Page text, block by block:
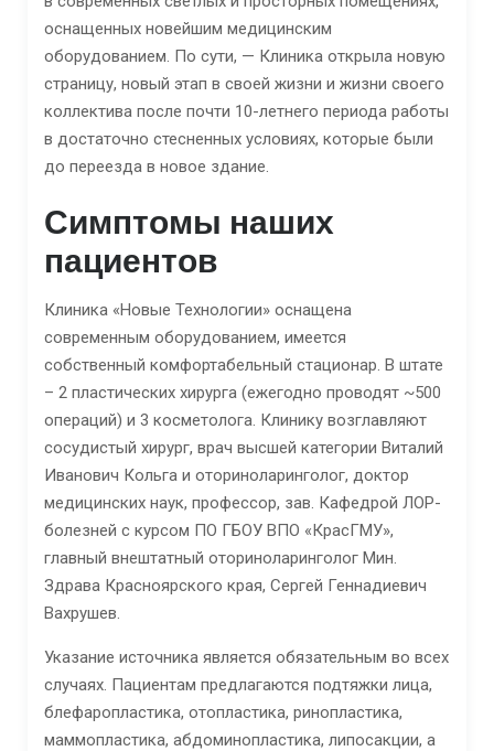
оснащенных новейшим медицинским
оборудованием. По сути, — Клиника открыла новую
страницу, новый этап в своей жизни и жизни своего
коллектива после почти 10-летнего периода работы
в достаточно стесненных условиях, которые были
до переезда в новое здание.
Симптомы наших
пациентов
Клиника «Новые Технологии» оснащена
современным оборудованием, имеется
собственный комфортабельный стационар. В штате
– 2 пластических хирурга (ежегодно проводят ~500
операций) и 3 косметолога. Клинику возглавляют
сосудистый хирург, врач высшей категории Виталий
Иванович Кольга и оториноларинголог, доктор
медицинских наук, профессор, зав. Кафедрой ЛОР-
болезней с курсом ПО ГБОУ ВПО «КрасГМУ»,
главный внештатный оториноларинголог Мин.
Здрава Красноярского края, Сергей Геннадиевич
Вахрушев.
Указание источника является обязательным во всех
случаях. Пациентам предлагаются подтяжки лица,
блефаропластика, отопластика, ринопластика,
маммопластика, абдоминопластика, липосакции, а